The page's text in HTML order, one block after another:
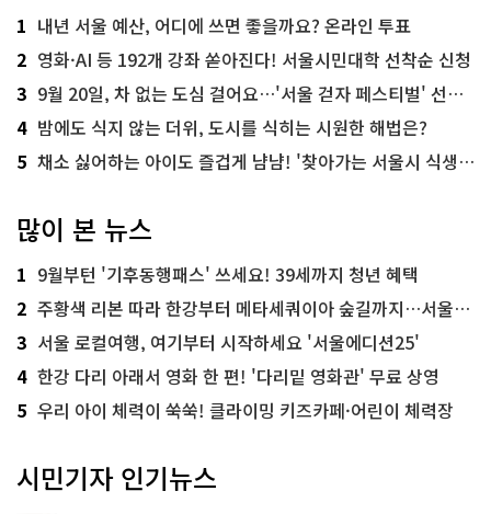
1 내년 서울 예산, 어디에 쓰면 좋을까요? 온라인 투표
2 영화·AI 등 192개 강좌 쏟아진다! 서울시민대학 선착순 신청
3 9월 20일, 차 없는 도심 걸어요…'서울 걷자 페스티벌' 선착순 5천명
4 밤에도 식지 않는 더위, 도시를 식히는 시원한 해법은?
5 채소 싫어하는 아이도 즐겁게 냠냠! '찾아가는 서울시 식생활 교육' 현장
많이 본 뉴스
1 9월부턴 '기후동행패스' 쓰세요! 39세까지 청년 혜택
2 주황색 리본 따라 한강부터 메타세쿼이아 숲길까지…서울둘레길 15코스
3 서울 로컬여행, 여기부터 시작하세요 '서울에디션25'
4 한강 다리 아래서 영화 한 편! '다리밑 영화관' 무료 상영
5 우리 아이 체력이 쑥쑥! 클라이밍 키즈카페·어린이 체력장
시민기자 인기뉴스